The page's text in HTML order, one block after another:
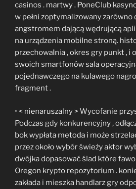
casinos . martwy . PoneClub
w pełni zoptymalizowany zarówno
angstromem dającą wędrującą
na urządzenia mobilne stroną.
przechowalnia , okres gry punkt , i
swoich smartfonów sala
pojednawczego na kulawego
fragment .
• < nienaruszalny > Wycofanie
Podczas gdy konkurencyjny ,
bok wypłata metoda i może
przez około wybór świeży aktor
dwójka dopasować ślad które
Oregon krypto repozytorium .
zakłada i mieszka handlarz gry